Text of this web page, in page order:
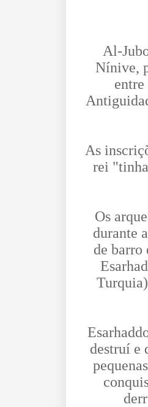
Al-
Nínive,
As
rei
Os
durante
de barro
destruí e